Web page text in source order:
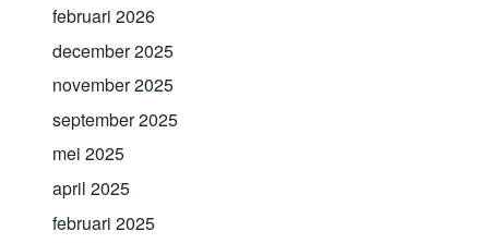
februari 2026
december 2025
november 2025
september 2025
mei 2025
april 2025
februari 2025